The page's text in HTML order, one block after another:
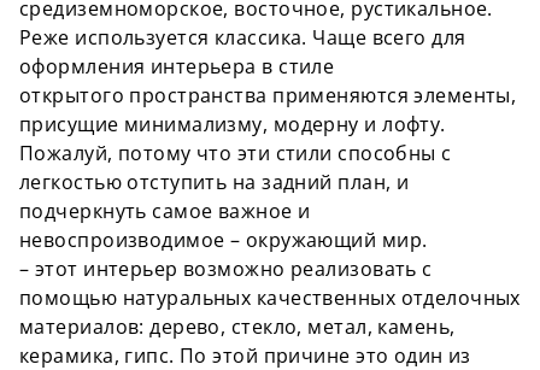
средиземноморское, восточное, рустикальное.
Реже используется классика. Чаще всего для
оформления интерьера в стиле
открытого пространства применяются элементы,
присущие минимализму, модерну и лофту.
Пожалуй, потому что эти стили способны с
легкостью отступить на задний план, и
подчеркнуть самое важное и
невоспроизводимое – окружающий мир.
– этот интерьер возможно реализовать с
помощью натуральных качественных отделочных
материалов: дерево, стекло, метал, камень,
керамика, гипс. По этой причине это один из